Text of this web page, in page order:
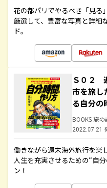
花の都パリでやるべき「見る
厳選して、豊富な写真と詳細
ド。
Ｓ０２
市を旅し
る自分の
BOOKS 旅
2022.07.21
働きながら週末海外旅行を楽
人生を充実させるための“自
ン！